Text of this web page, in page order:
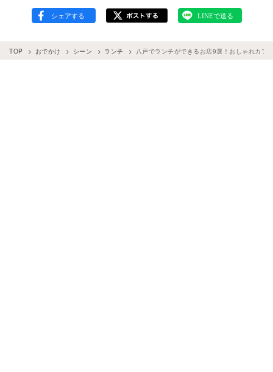
TOP おでかけ シーン ランチ 八戸でランチができるお店9選！おしゃれカフ